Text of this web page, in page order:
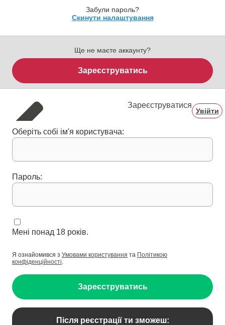
Забули пароль?
Скинути налаштування
Ще не маєте аккаунту?
Зареєструватись
Зареєструватися
Увійти
Оберіть собі ім'я користувача:
Пароль:
Мені понад 18 років.
Я ознайомився з Умовами користування та Політикою
конфіденційності.
Зареєструватись
Після реєстрації ти зможеш: